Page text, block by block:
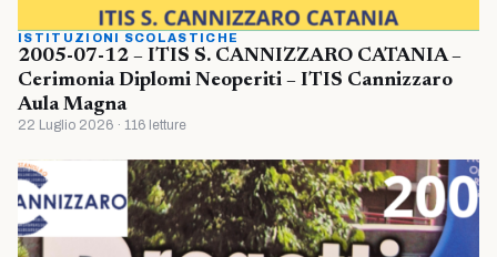
ISTITUZIONI SCOLASTICHE
2005-07-12 – ITIS S. CANNIZZARO CATANIA –
Cerimonia Diplomi Neoperiti – ITIS Cannizzaro
Aula Magna
22 Luglio 2026 · 116 letture